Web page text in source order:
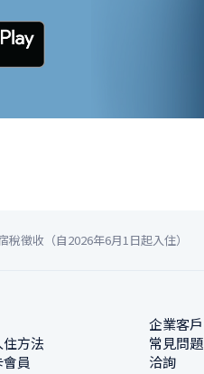
稅徵收（自2026年6月1日起入住）
方法
員
企業客戶
常見問題
洽詢